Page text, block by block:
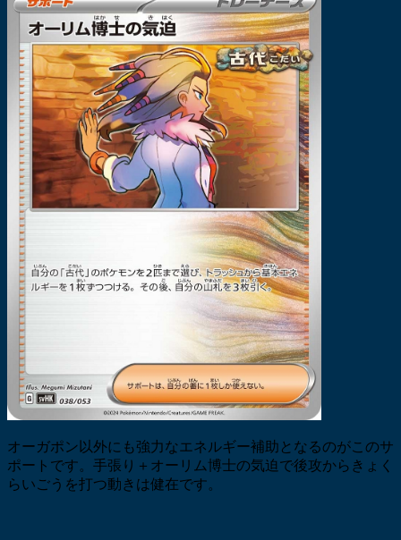
オーガポン以外にも強力なエネルギー補助となるのがこのサ
ポートです。手張り＋オーリム博士の気迫で後攻からきょく
らいごうを打つ動きは健在です。